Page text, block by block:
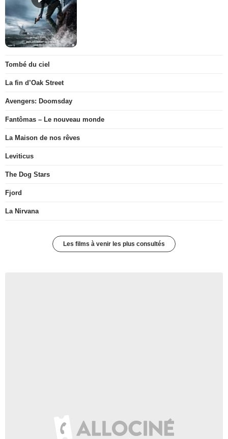
Tombé du ciel
La fin d’Oak Street
Avengers: Doomsday
Fantômas – Le nouveau monde
La Maison de nos rêves
Leviticus
The Dog Stars
Fjord
La Nirvana
Les films à venir les plus consultés